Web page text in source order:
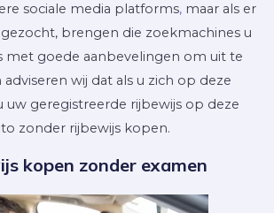
sociale media platforms,maar als er
brengen die zoekmachines u
met goede aanbevelingen om uit te
wij dat als u zich op deze
uw geregistreerde rijbewijs op deze
zonder rijbewijs kopen.
kopen zonder examen